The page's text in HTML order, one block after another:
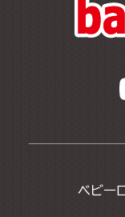
ベビー